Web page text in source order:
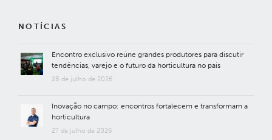
NOTÍCIAS
Encontro exclusivo reúne grandes produtores para discutir
tendências, varejo e o futuro da horticultura no país
28 de julho de 2026
Inovação no campo: encontros fortalecem e transformam a
horticultura
27 de julho de 2026